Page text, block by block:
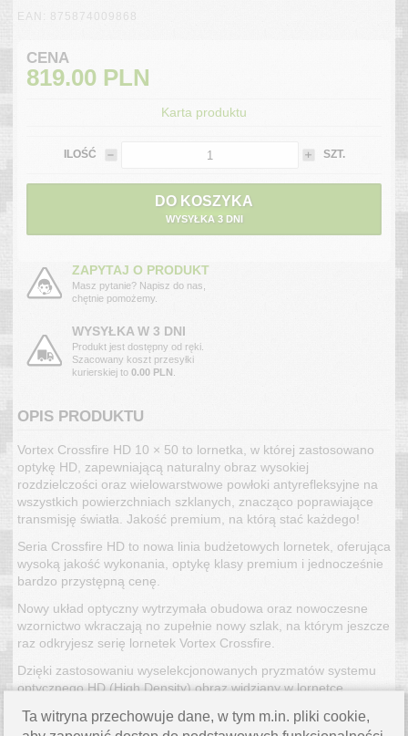
EAN: 875874009868
CENA
819.00 PLN
Karta produktu
ILOŚĆ SZT.
DO KOSZYKA
WYSYŁKA 3 DNI
ZAPYTAJ O PRODUKT
Masz pytanie? Napisz do nas,
chętnie pomożemy.
WYSYŁKA W 3 DNI
Produkt jest dostępny od ręki.
Szacowany koszt przesyłki
kurierskiej to 0.00 PLN
OPIS PRODUKTU
Vortex Crossfire HD 10 × 50 to lornetka, w której zastosowano
optykę HD, zapewniającą naturalny obraz wysokiej
rozdzielczości oraz wielowarstwowe powłoki antyrefleksyjne na
wszystkich powierzchniach szklanych, znacząco poprawiające
transmisję światła. Jakość premium, na którą stać każdego!
Seria Crossfire HD to nowa linia budżetowych lornetek, oferująca
wysoką jakość wykonania, optykę klasy premium i jednocześnie
bardzo przystępną cenę.
Nowy układ optyczny wytrzymała obudowa oraz nowoczesne
wzornictwo wkraczają no zupełnie nowy szlak, na którym jeszcze
raz odkryjesz serię lornetek Vortex Crossfire.
Dzięki zastosowaniu wyselekcjonowanych pryzmatów systemu
optycznego HD (High Density) obraz widziany w lornetce
krawędzi do krawędzi, ma zredukowaną aberrację chromatyczną
Ta witryna przechowuje dane, w tym m.in. pliki cookie,